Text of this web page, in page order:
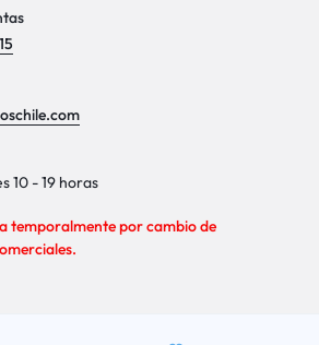
10 - 19 horas
temporalmente por cambio de